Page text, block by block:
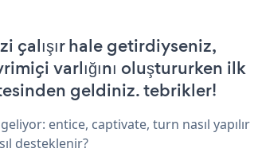
çalışır hale getirdiyseniz,
varlığını oluştururken ilk
geldiniz. tebrikler!
entice, captivate, turn nasıl yapılır
desteklenir?